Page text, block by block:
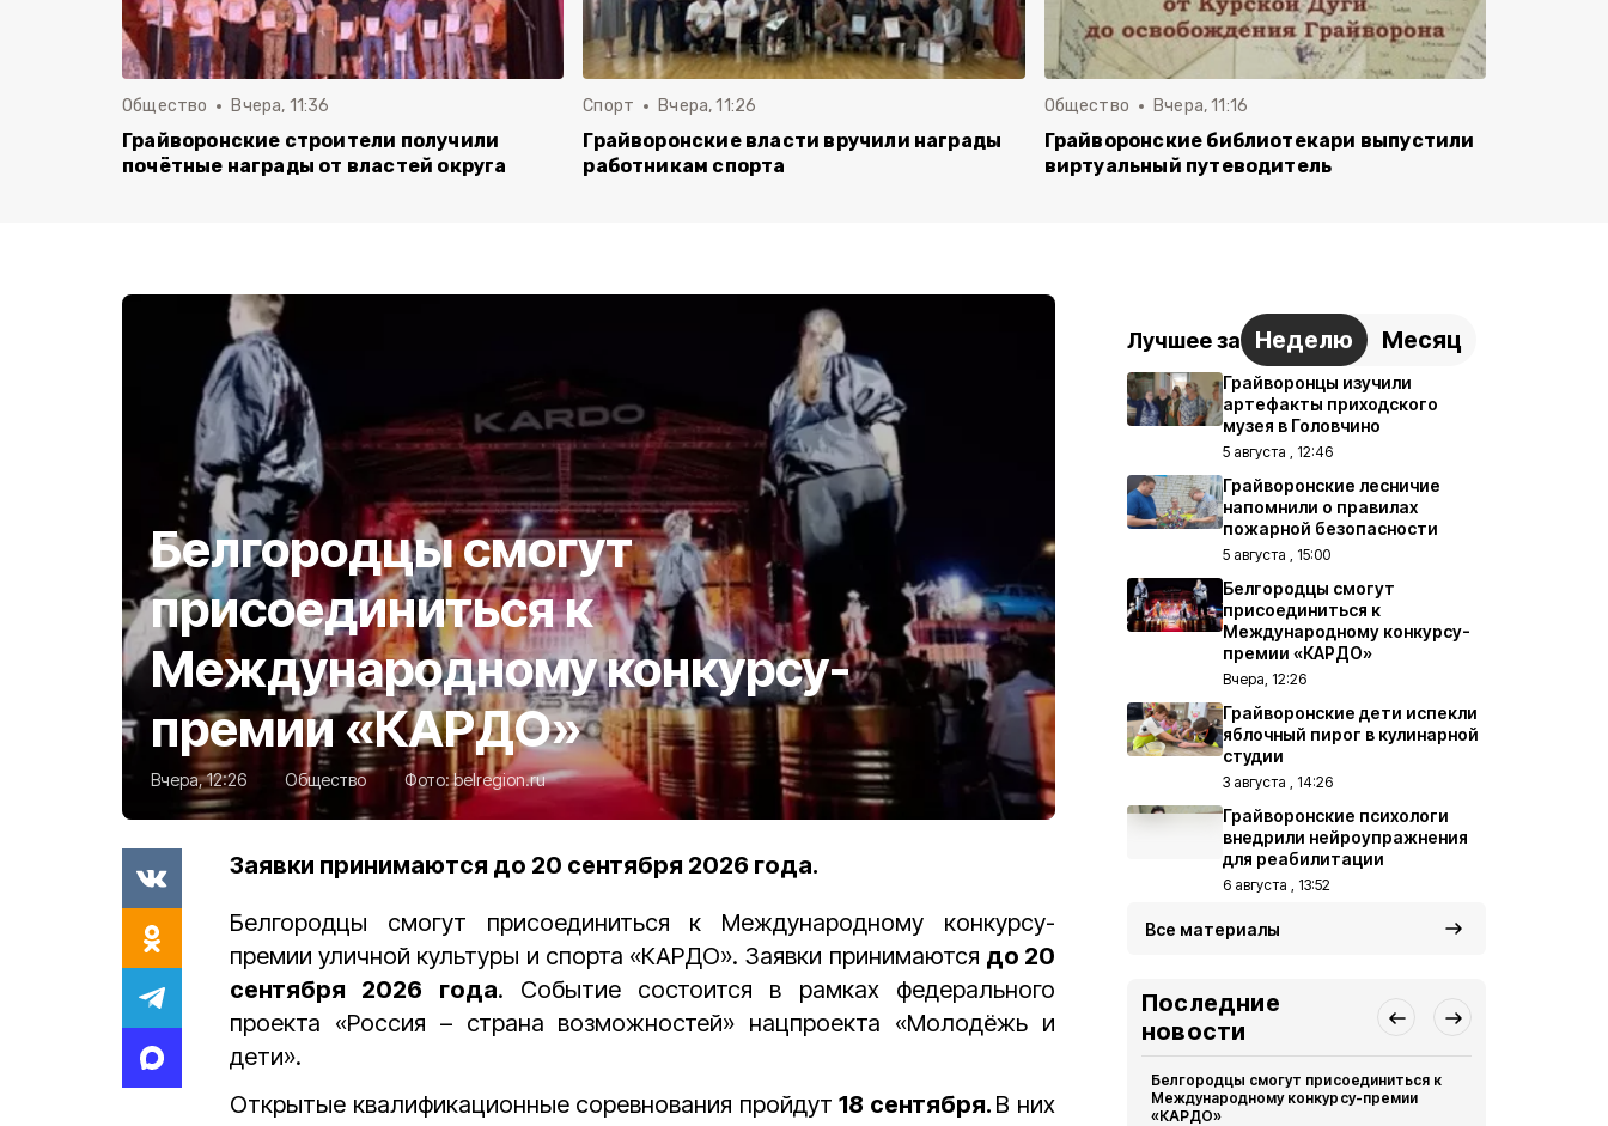
Общество Вчера, 11:36
Грайворонские строители получили
почётные награды от властей округа
Спорт Вчера, 11:26
Грайворонские власти вручили награды
работникам спорта
Общество Вчера, 11:16
Грайворонские библиотекари выпустили
виртуальный путеводитель
Белгородцы смогут
присоединиться к
Международному конкурсу-
премии «КАРДО»
Вчера, 12:26 Общество Фото:belregion.ru
Заявки принимаются до 20 сентября 2026 года.
Белгородцы смогут присоединиться к Международному конкурсу-
премииуличной культуры и спорта «КАРДО». Заявки принимаются до 20
сентября 2026 года. Событие состоится в рамках федерального
проекта «Россия – страна возможностей» нацпроекта «Молодёжь и
дети».
Открытые квалификационные соревнования пройдут 18 сентября. В них
Лучшее за Неделю Месяц
Грайворонцы изучили
артефакты приходского
музея в Головчино
5 августа , 12:46
Грайворонские лесничие
напомнили о правилах
пожарной безопасности
5 августа , 15:00
Белгородцы смогут
присоединиться к
Международному конкурсу-
премии «КАРДО»
Вчера, 12:26
Грайворонские дети испекли
яблочный пирог в кулинарной
студии
3 августа , 14:26
Грайворонские психологи
внедрили нейроупражнения
для реабилитации
6 августа , 13:52
Все материалы
Последние
новости
Белгородцы смогут присоединиться к
Международному конкурсу-премии
«КАРДО»